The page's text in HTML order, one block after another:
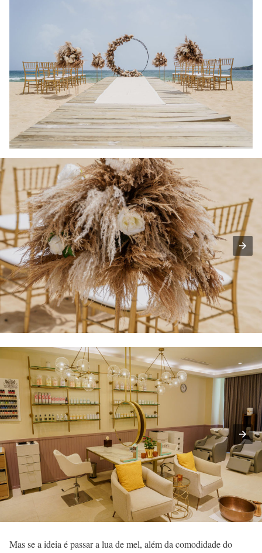
Mas se a ideia é passar a lua de mel, além da comodidade do